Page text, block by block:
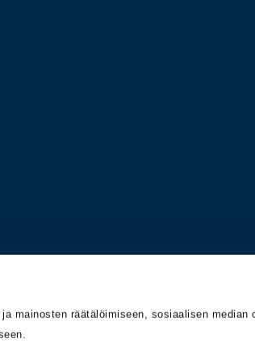
mainosten räätälöimiseen, sosiaalisen median